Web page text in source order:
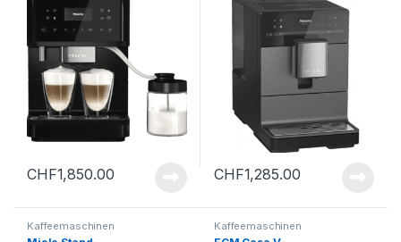
CHF1,850.00 CHF1,285.00
Kaffeemaschinen Kaffeemaschinen